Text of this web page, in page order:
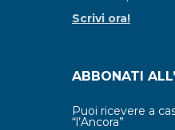
Scrivi ora!
ABBONATI
Puoi ricevere a
“l’Ancora”